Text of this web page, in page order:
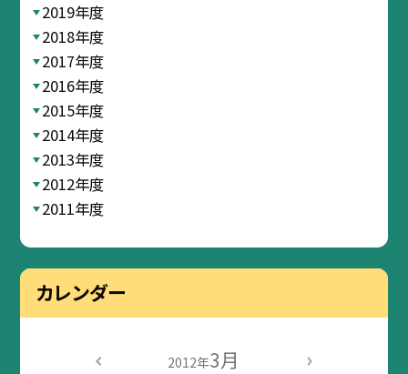
2019年度
2018年度
2017年度
2016年度
2015年度
2014年度
2013年度
2012年度
2011年度
カレンダー
2012年3月